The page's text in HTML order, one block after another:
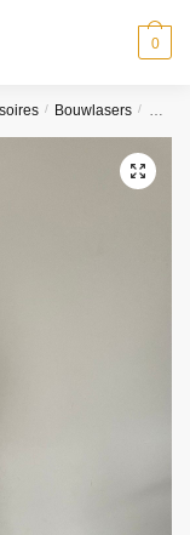
0
/ Bouwlasers /
🔍